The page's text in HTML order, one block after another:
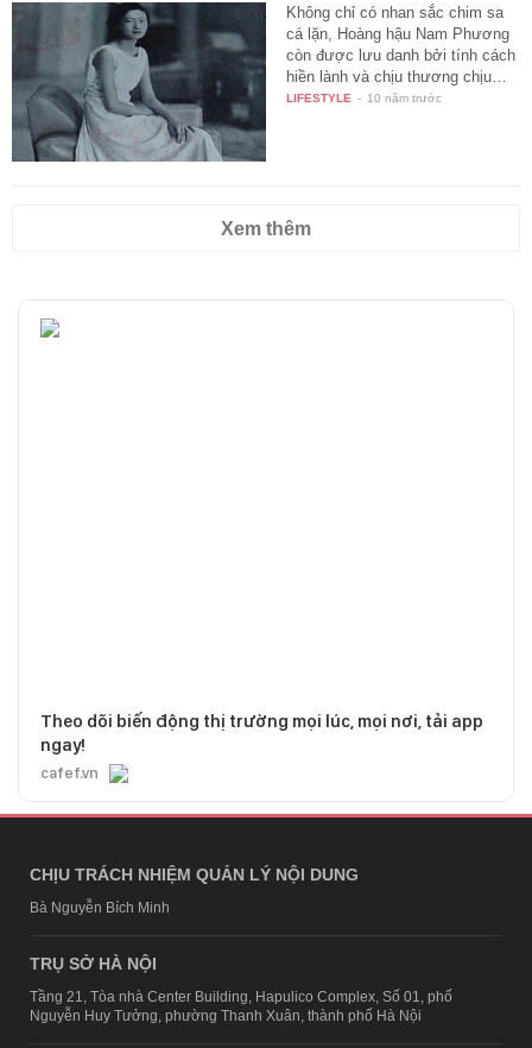
Không chỉ có nhan sắc chim sa
cá lặn, Hoàng hậu Nam Phương
còn được lưu danh bởi tính cách
hiền lành và chịu thương chịu…
LIFESTYLE - 10 năm trước
Xem thêm
Theo dõi biến động thị trường mọi lúc, mọi nơi, tải app
ngay!
cafef.vn
CHỊU TRÁCH NHIỆM QUẢN LÝ NỘI DUNG
Bà Nguyễn Bích Minh
TRỤ SỞ HÀ NỘI
Tầng 21, Tòa nhà Center Building, Hapulico Complex, Số 01, phố
Nguyễn Huy Tưởng, phường Thanh Xuân, thành phố Hà Nội